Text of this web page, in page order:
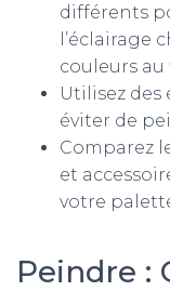
différents
l’éclairage
couleurs au
Utilisez
éviter de
Comparez
et
votre
Peindre :